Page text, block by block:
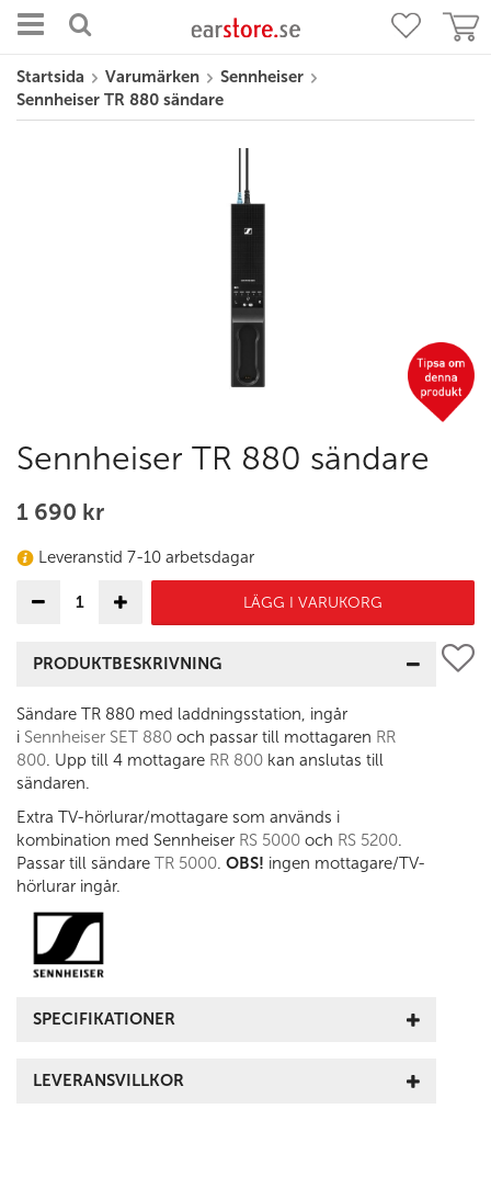
Startsida Varumärken
Sennheiser
Sennheiser TR 880 sändare
Sennheiser TR 880 sändare
1 690 kr
Leveranstid 7-10 arbetsdagar
LÄGG I VARUKORG
PRODUKTBESKRIVNING
Sändare TR 880 med laddningsstation, ingår
i Sennheiser SET 880 och passar till mottagaren RR
800. Upp till 4 mottagare RR 800 kan anslutas till
sändaren.
Extra TV-hörlurar/mottagare som används i
kombination med Sennheiser RS 5000 och RS 5200.
Passar till sändare TR 5000. OBS! ingen mottagare/TV-
hörlurar ingår.
SPECIFIKATIONER
LEVERANSVILLKOR